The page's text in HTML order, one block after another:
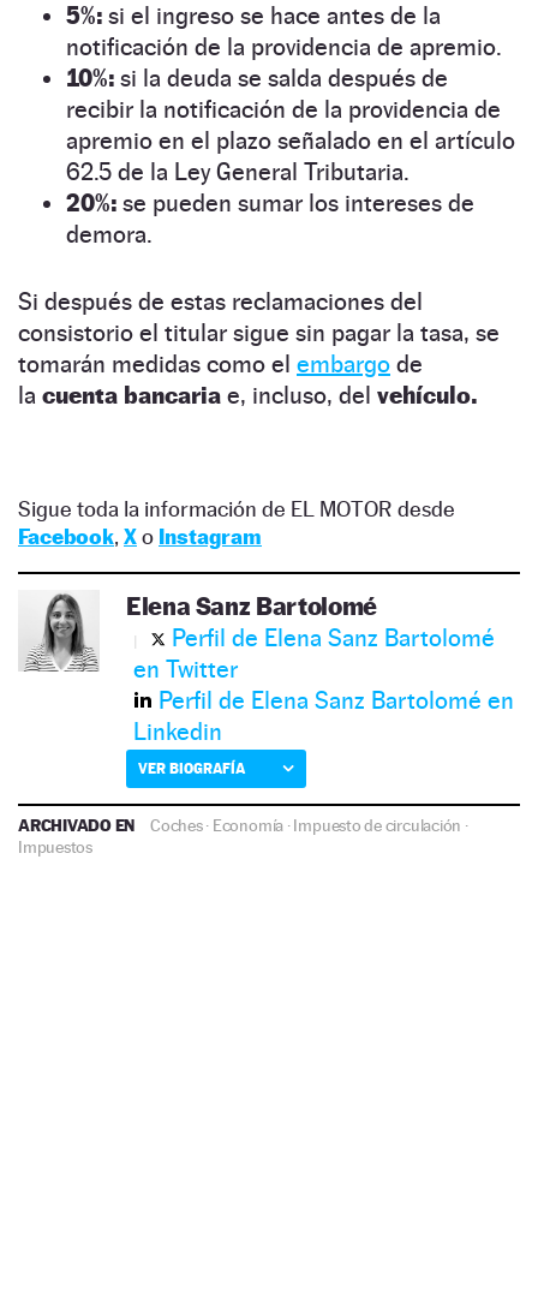
5%: si el ingreso se hace antes de la
notificación de la providencia de apremio.
10%: si la deuda se salda después de
recibir la notificación de la providencia de
apremio en el plazo señalado en el artículo
62.5 de la Ley General Tributaria.
20%: se pueden sumar los intereses de
demora.
Si después de estas reclamaciones del
consistorio el titular sigue sin pagar la tasa, se
tomarán medidas como el embargo de
la cuenta bancaria e, incluso, del vehículo.
Sigue toda la información de EL MOTOR desde
Facebook, Xo Instagram
Elena Sanz Bartolomé
Perfil de Elena Sanz Bartolomé
en Twitter
Perfil de Elena Sanz Bartolomé en
Linkedin
VER BIOGRAFÍA
ARCHIVADO EN Coches· Economía ·Impuesto de circulación ·
Impuestos